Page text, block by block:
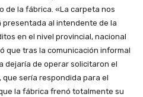
de la fábrica. «La carpeta nos
al intendente de la
en el nivel provincial, nacional
que tras la comunicación informal
dejaría de operar solicitaron el
sería respondida para el
la fábrica frenó totalmente su